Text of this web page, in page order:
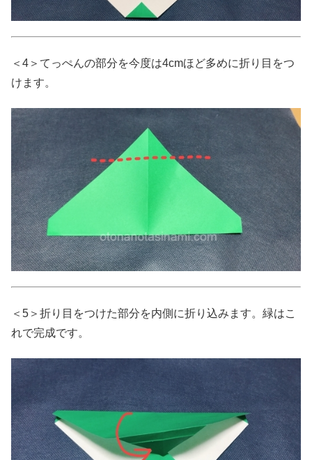
＜4＞てっぺんの部分を今度は4cmほど多めに折り目をつ
けます。
＜5＞折り目をつけた部分を内側に折り込みます。緑はこ
れで完成です。